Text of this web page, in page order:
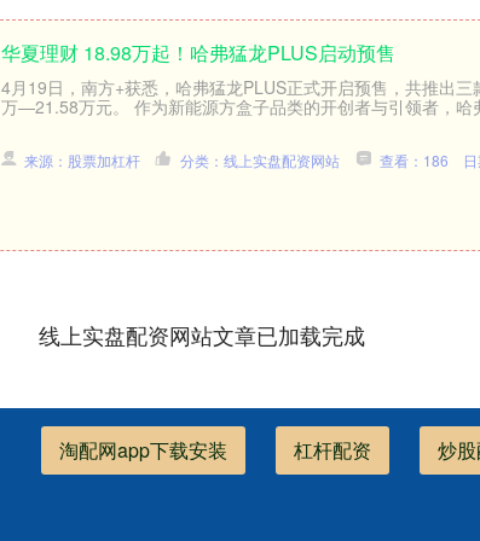
华夏理财 18.98万起！哈弗猛龙PLUS启动预售
4月19日，南方+获悉，哈弗猛龙PLUS正式开启预售，共推出
万—21.58万元。 作为新能源方盒子品类的开创者与引领者，哈
来源：股票加杠杆 分类：线上实盘配资网站 查看：186
线上实盘配资网站文章已加载完成
淘配网app下载安装 杠杆配资 炒